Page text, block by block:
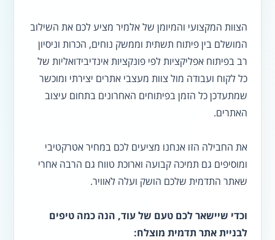
הצוות המקצועי והמיומן של אלמיר מציע לכם את השילוב
המושלם בין פיתוח תשתית וממשק נוחים, הכרות וניסיון
רב בפיתוח אפליקציות לפי פונקציות אינדיבידואליות של
כל לקוח ועבודה מול צוות מעצבי אתרים יצירתי ומוכשר
שמתעדכן כל הזמן בפיתוחים האחרונים בתחום עיצוב
האתרים.
את החבילה הזו אנחנו מציעים לכם במחיר אטרקטיבי
ומוסיפים גם תמיכה קבועה וארוכת טווח גם הרבה אחרי
שאתר התדמית שלכם הושק ועלה לאוויר.
וכדי שיישאר לכם טעם של עוד, הנה כמה טיפים
לבניית אתר תדמית מוצלח: